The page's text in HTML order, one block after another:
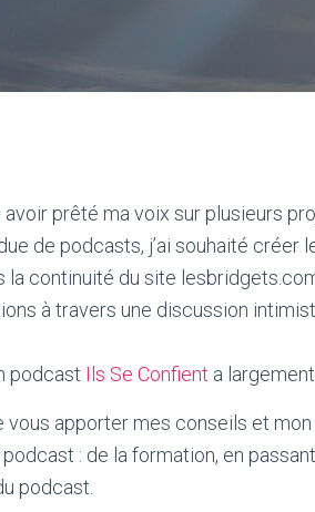
avoir prêté ma voix sur plusieurs
de podcasts, j’ai souhaité créer
la continuité du site
à travers une discussion
podcast Ils Se Confient a
vous apporter mes conseils et
: de la formation, en
podcast.